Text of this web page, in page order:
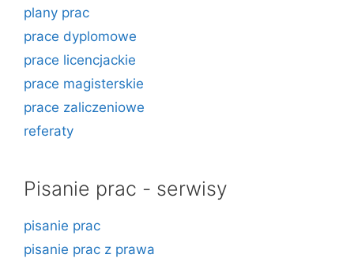
plany prac
prace dyplomowe
prace licencjackie
prace magisterskie
prace zaliczeniowe
referaty
Pisanie prac - serwisy
pisanie prac
pisanie prac z prawa